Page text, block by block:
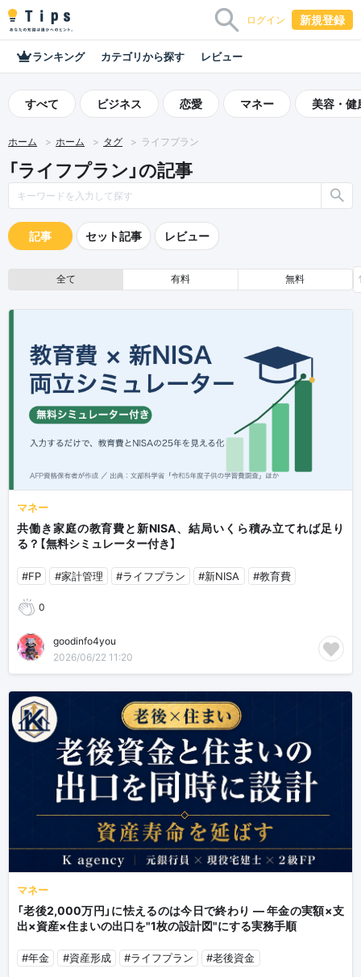
ログイン 新規登録
ランキング カテゴリから探す レビュー
すべて ビジネス 恋愛 マネー 美容・健
ホーム ホーム タグ ライフプラン
「ライフプラン」の記事
記事 セット記事 レビュー
全て 有料 無料
マネー
共働き家庭の教育費と新NISA、結局いくら積み立てれば足り
る？【無料シミュレーター付き】
#FP #家計管理 #ライフプラン #新NISA #教育費
0
goodinfo4you
2026/06/22 11:20
マネー
「老後2,000万円」に怯えるのは今日で終わり — 年金の実額×支
出×資産×住まいの出口を"1枚の設計図"にする実務手順
#年金 #資産形成 #ライフプラン #老後資金